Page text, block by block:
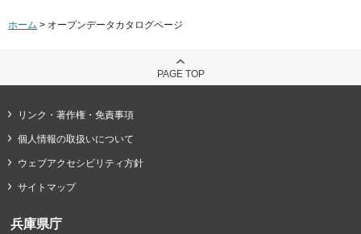
ホーム > オープンデータカタログページ
PAGE TOP
リンク・著作権・免責事項
個人情報の取扱いについて
ウェブアクセシビリティ方針
サイトマップ
兵庫県庁